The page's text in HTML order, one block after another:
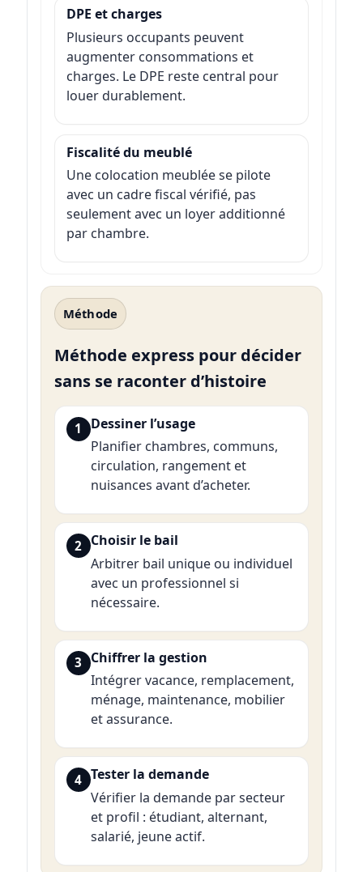
DPE et charges
Plusieurs occupants peuvent
augmenter consommations et
charges. Le DPE reste central pour
louer durablement.
Fiscalité du meublé
Une colocation meublée se pilote
avec un cadre fiscal vérifié, pas
seulement avec un loyer additionné
par chambre.
Méthode
Méthode express pour décider
sans se raconter d’histoire
1
Dessiner l’usage
Planifier chambres, communs,
circulation, rangement et
nuisances avant d’acheter.
2 Choisir le bail
Arbitrer bail unique ou individuel
avec un professionnel si
nécessaire.
3 Chiffrer la gestion
Intégrer vacance, remplacement,
ménage, maintenance, mobilier
et assurance.
4 Tester la demande
Vérifier la demande par secteur
et profil : étudiant, alternant,
salarié, jeune actif.